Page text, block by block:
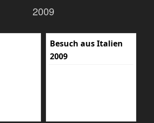
2009
Besuch aus Italien
2009